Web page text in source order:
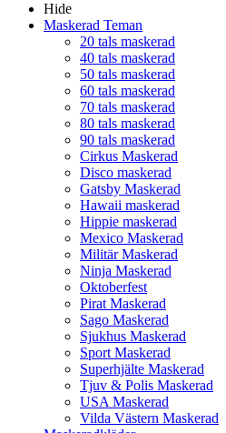
Hide
Maskerad Teman
20 tals maskerad
40 tals maskerad
50 tals maskerad
60 tals maskerad
70 tals maskerad
80 tals maskerad
90 tals maskerad
Cirkus Maskerad
Disco maskerad
Gatsby Maskerad
Hawaii maskerad
Hippie maskerad
Mexico Maskerad
Militär Maskerad
Ninja Maskerad
Oktoberfest
Pirat Maskerad
Sago Maskerad
Sjukhus Maskerad
Sport Maskerad
Superhjälte Maskerad
Tjuv & Polis Maskerad
USA Maskerad
Vilda Västern Maskerad